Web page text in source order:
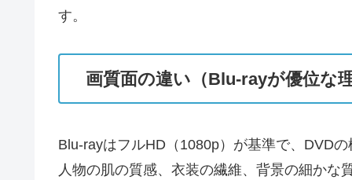
す。
画質面の違い（Blu-rayが優位な
Blu-rayはフルHD（1080p）が基準で、DVD
人物の肌の質感、衣装の繊維、背景の細か